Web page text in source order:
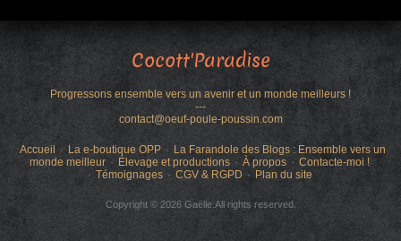
Cocott'Paradise
Progressons ensemble vers un avenir et un monde meilleurs !
---
contact@oeuf-poule-poussin.com
Accueil La e-boutique OPP
La Farandole des Blogs : Ensemble vers un
monde meilleur
Élevage et productions À propos
Contacte-moi !
Témoignages
CGV & RGPD Plan du site
Copyright © 2026 Gaëlle.All rights reserved.